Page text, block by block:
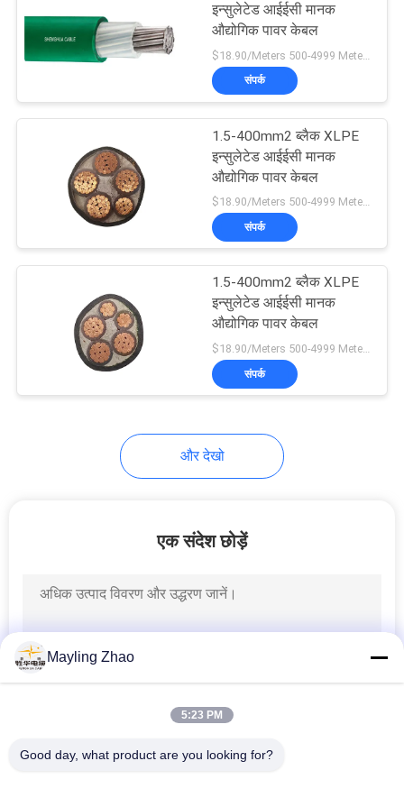
इन्सुलेटेड आईईसी मानक
औद्योगिक पावर केबल
संपर्क
1.5-400mm2 ब्लैक XLPE
इन्सुलेटेड आईईसी मानक
औद्योगिक पावर केबल
$18.90/Meters 500-4999 Meters MOQ:500 मीटर
संपर्क
1.5-400mm2 ब्लैक XLPE
इन्सुलेटेड आईईसी मानक
औद्योगिक पावर केबल
$18.90/Meters 500-4999 Meters MOQ:500 मीटर
संपर्क
और देखो
एक संदेश छोड़ें
Mayling Zhao
5:23 PM
Good day, what product are you looking for?